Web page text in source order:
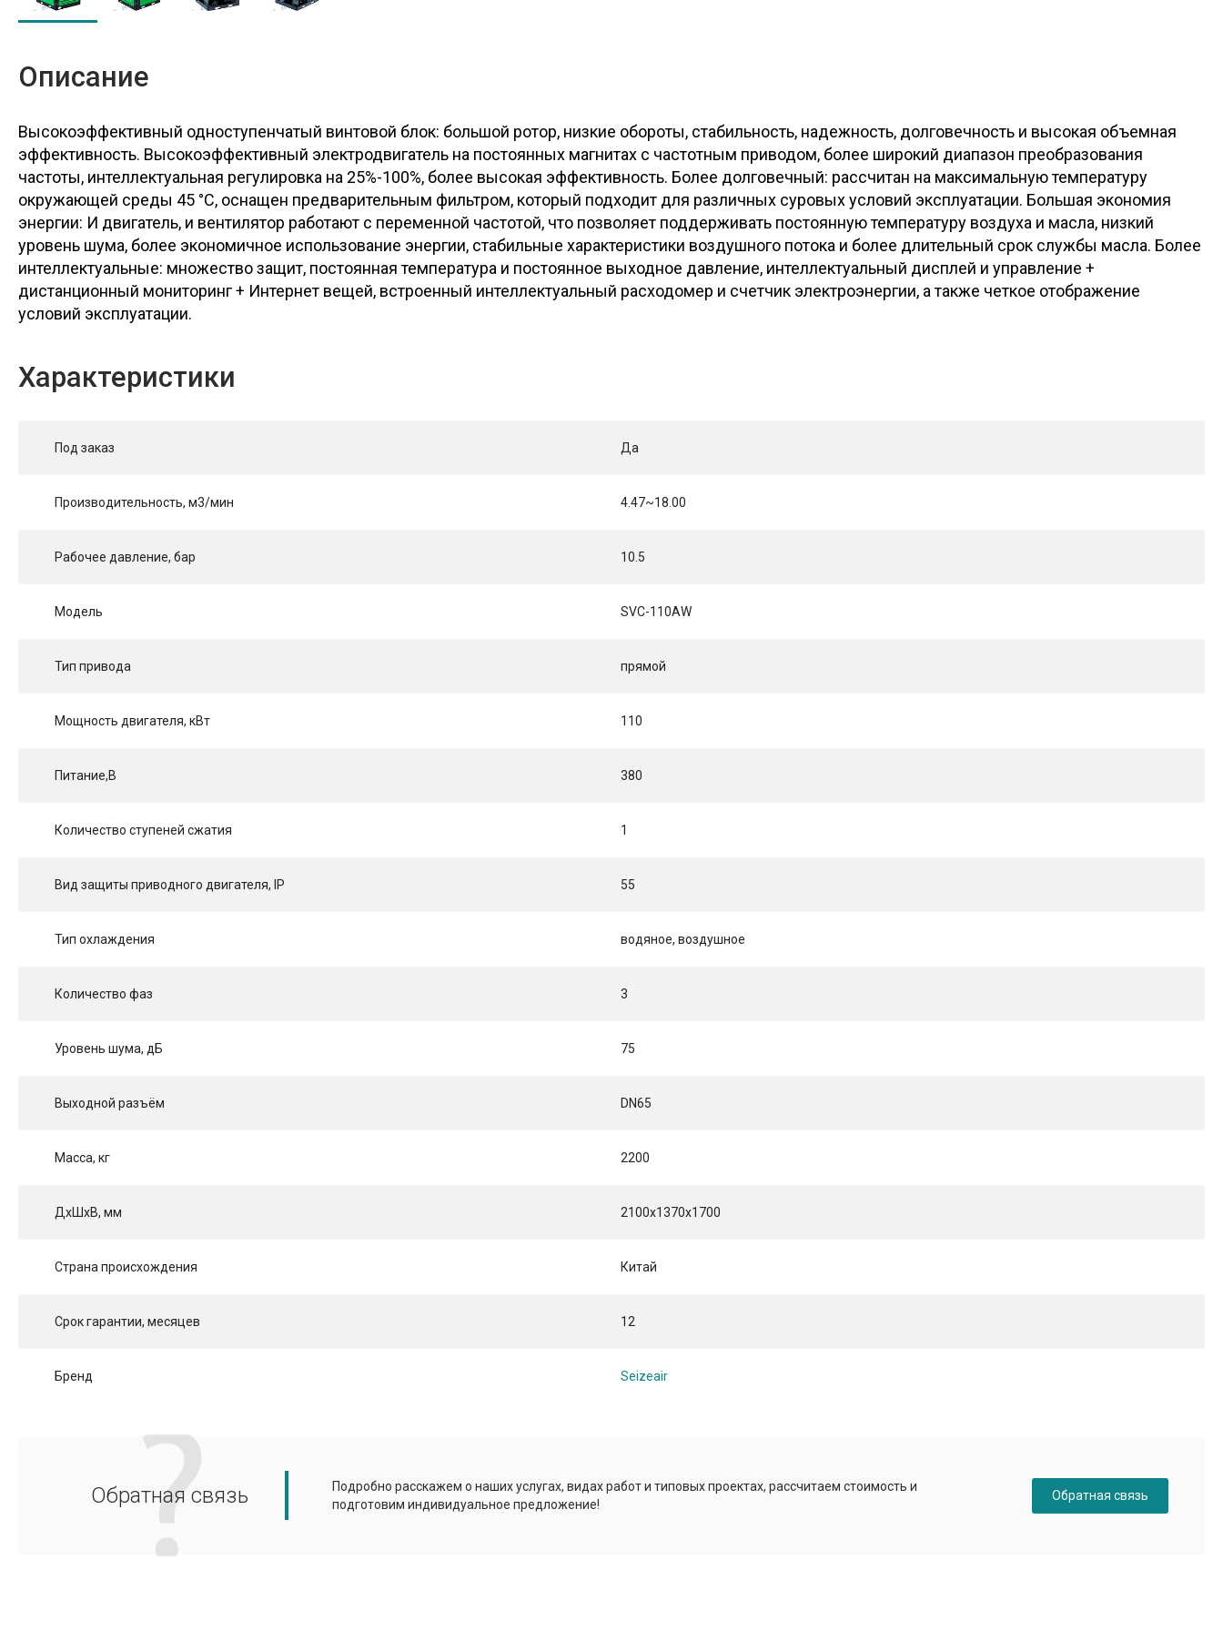
Описание
Высокоэффективный одноступенчатый винтовой блок: большой ротор, низкие обороты, стабильность, надежность, долговечность и высокая объемная
эффективность. Высокоэффективный электродвигатель на постоянных магнитах с частотным приводом, более широкий диапазон преобразования
частоты, интеллектуальная регулировка на 25%-100%, более высокая эффективность. Более долговечный: рассчитан на максимальную температуру
окружающей среды 45 °C, оснащен предварительным фильтром, который подходит для различных суровых условий эксплуатации. Большая экономия
энергии: И двигатель, и вентилятор работают с переменной частотой, что позволяет поддерживать постоянную температуру воздуха и масла, низкий
уровень шума, более экономичное использование энергии, стабильные характеристики воздушного потока и более длительный срок службы масла. Более
интеллектуальные: множество защит, постоянная температура и постоянное выходное давление, интеллектуальный дисплей и управление +
дистанционный мониторинг + Интернет вещей, встроенный интеллектуальный расходомер и счетчик электроэнергии, а также четкое отображение
условий эксплуатации.
Характеристики
Под заказ Да
Производительность, м3/мин 4.47~18.00
Рабочее давление, бар 10.5
Модель SVC-110AW
Тип привода прямой
Мощность двигателя, кВт 110
Питание,В 380
Количество ступеней сжатия 1
Вид защиты приводного двигателя, IP 55
Тип охлаждения водяное, воздушное
Количество фаз 3
Уровень шума, дБ 75
Выходной разъём DN65
Масса, кг 2200
ДхШхВ, мм 2100x1370x1700
Страна происхождения Китай
Срок гарантии, месяцев 12
Бренд Seizeair
Обратная связь
Подробно расскажем о наших услугах, видах работ и типовых проектах, рассчитаем стоимость и
подготовим индивидуальное предложение!
Обратная связь